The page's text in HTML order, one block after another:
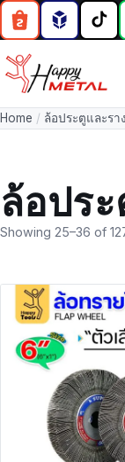
Home / ล้อประตูและรา
ล้อปร
Showing 25–36 of